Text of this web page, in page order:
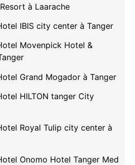
à Laarache
IBIS city center à Tanger
Movenpick Hotel &
Grand Mogador à Tanger
HILTON tanger City
Royal Tulip city center à
Onomo Hotel Tanger Med